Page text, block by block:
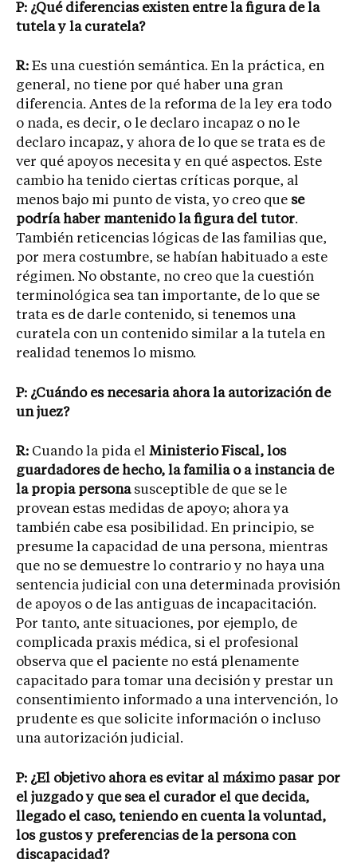
P: ¿Qué diferencias existen entre la figura de la
tutela y la curatela?
R: Es una cuestión semántica. En la práctica, en
general, no tiene por qué haber una gran
diferencia. Antes de la reforma de la ley era todo
o nada, es decir, o le declaro incapaz o no le
declaro incapaz, y ahora de lo que se trata es de
ver qué apoyos necesita y en qué aspectos. Este
cambio ha tenido ciertas críticas porque, al
menos bajo mi punto de vista, yo creo que se
podría haber mantenido la figura del tutor.
También reticencias lógicas de las familias que,
por mera costumbre, se habían habituado a este
régimen. No obstante, no creo que la cuestión
terminológica sea tan importante, de lo que se
trata es de darle contenido, si tenemos una
curatela con un contenido similar a la tutela en
realidad tenemos lo mismo.
P: ¿Cuándo es necesaria ahora la autorización de
un juez?
R: Cuando la pida el Ministerio Fiscal, los
guardadores de hecho, la familia o a instancia de
la propia personasusceptible de que se le
provean estas medidas de apoyo; ahora ya
también cabe esa posibilidad. En principio, se
presume la capacidad de una persona, mientras
que no se demuestre lo contrario y no haya una
sentencia judicial con una determinada provisión
de apoyos o de las antiguas de incapacitación.
Por tanto, ante situaciones, por ejemplo, de
complicada praxis médica, si el profesional
observa que el paciente no está plenamente
capacitado para tomar una decisión y prestar un
consentimiento informado a una intervención, lo
prudente es que solicite información o incluso
una autorización judicial.
P: ¿El objetivo ahora es evitar al máximo pasar por
el juzgado y que sea el curador el que decida,
llegado el caso, teniendo en cuenta la voluntad,
los gustos y preferencias de la persona con
discapacidad?